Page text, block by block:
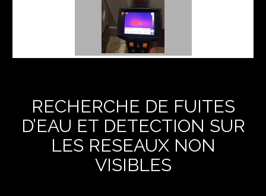
RECHERCHE DE FUITES
D’EAU ET DETECTION SUR
LES RESEAUX NON
VISIBLES